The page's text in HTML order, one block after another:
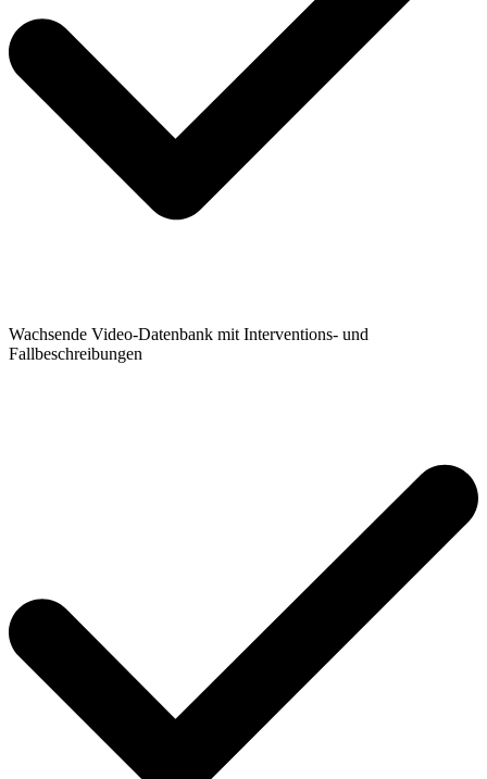
Wachsende Video-Datenbank mit Interventions- und
Fallbeschreibungen